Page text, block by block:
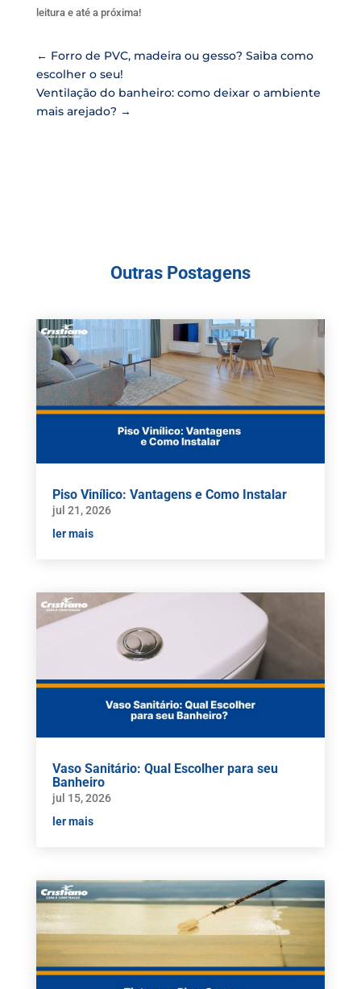
leitura e até a próxima!
← Forro de PVC, madeira ou gesso? Saiba como
escolher o seu!
Ventilação do banheiro: como deixar o ambiente
mais arejado? →
Outras Postagens
Piso Vinílico: Vantagens e Como Instalar
jul 21, 2026
ler mais
Vaso Sanitário: Qual Escolher para seu
Banheiro
jul 15, 2026
ler mais